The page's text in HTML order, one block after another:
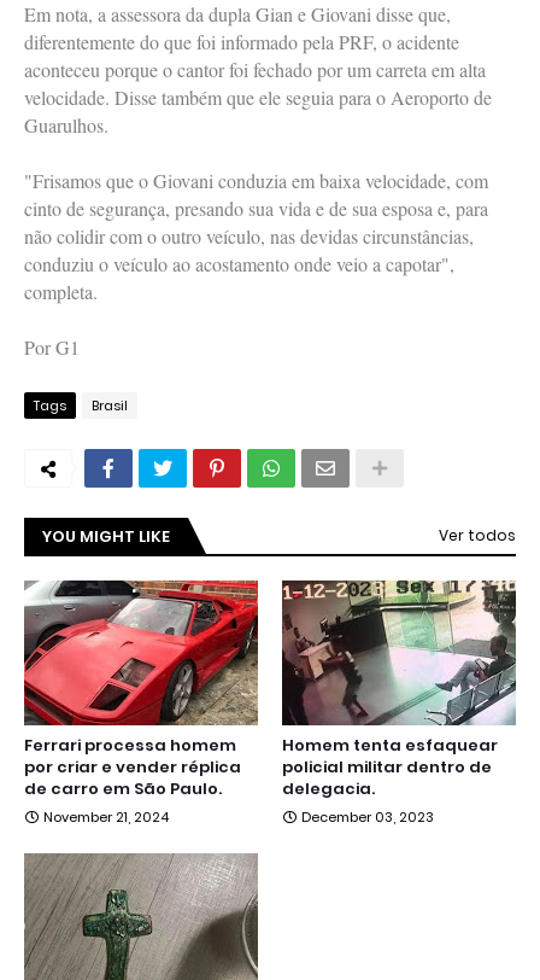
Em nota, a assessora da dupla Gian e Giovani disse que,
diferentemente do que foi informado pela PRF, o acidente
aconteceu porque o cantor foi fechado por um carreta em alta
velocidade. Disse também que ele seguia para o Aeroporto de
Guarulhos.
"Frisamos que o Giovani conduzia em baixa velocidade, com
cinto de segurança, presando sua vida e de sua esposa e, para
não colidir com o outro veículo, nas devidas circunstâncias,
conduziu o veículo ao acostamento onde veio a capotar",
completa.
Por G1
Tags Brasil
YOU MIGHT LIKE Ver todos
Ferrari processa homem
por criar e vender réplica
de carro em São Paulo.
November 21, 2024
Homem tenta esfaquear
policial militar dentro de
delegacia.
December 03, 2023